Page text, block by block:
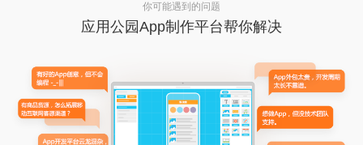
你可能遇到的问题
应用公园App制作平台帮你解决